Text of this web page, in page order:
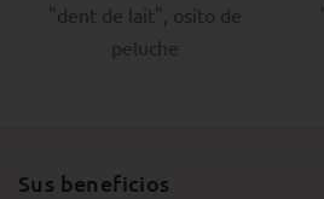
"dent de lait", osito de
peluche
Sus beneficios